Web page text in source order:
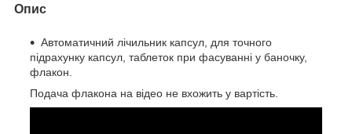
Опис
Автоматичний лічильник капсул, для точного
підрахунку капсул, таблеток при фасуванні у баночку,
флакон.
Подача флакона на відео не вхожить у вартість.